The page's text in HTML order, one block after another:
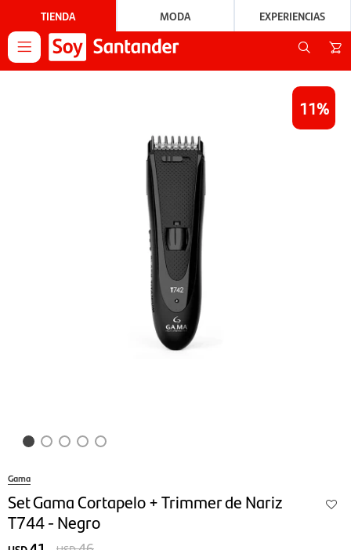
TIENDA MODA EXPERIENCIAS

11
Gama
Set Gama Cortapelo + Trimmer de Nariz
T744 - Negro